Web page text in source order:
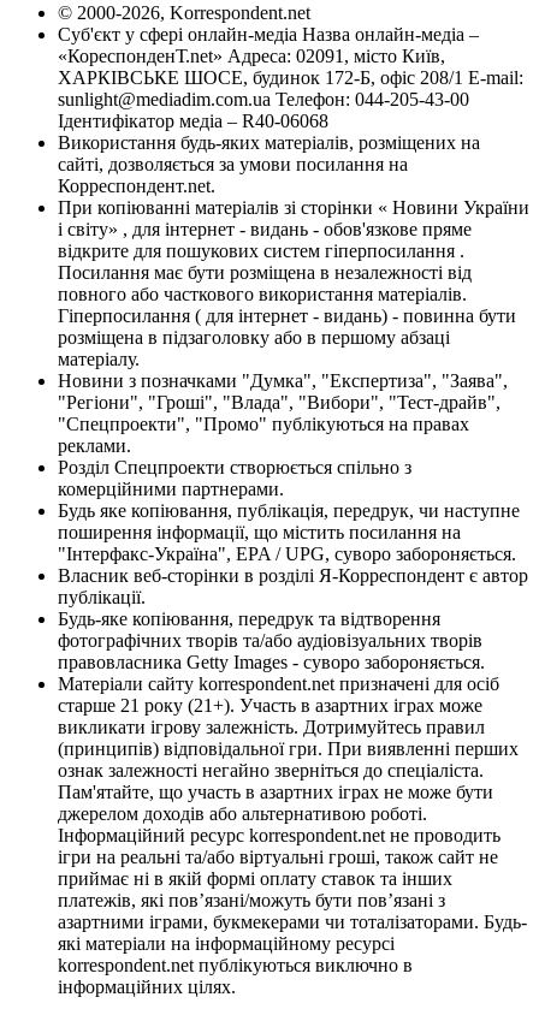
© 2000-2026, Korrespondent.net
Суб'єкт у сфері онлайн-медіа Назва онлайн-медіа –
«КореспонденТ.net» Адреса: 02091, місто Київ,
ХАРКІВСЬКЕ ШОСЕ, будинок 172-Б, офіс 208/1 E-mail:
sunlight@mediadim.com.ua Телефон: 044-205-43-00
Ідентифікатор медіа – R40-06068
Використання будь-яких матеріалів, розміщених на
сайті, дозволяється за умови посилання на
Корреспондент.net.
При копіюванні матеріалів зі сторінки « Новини України
і світу» , для інтернет - видань - обов'язкове пряме
відкрите для пошукових систем гіперпосилання .
Посилання має бути розміщена в незалежності від
повного або часткового використання матеріалів.
Гіперпосилання ( для інтернет - видань) - повинна бути
розміщена в підзаголовку або в першому абзаці
матеріалу.
Новини з позначками "Думка", "Експертиза", "Заява",
"Регіони", "Гроші", "Влада", "Вибори", "Тест-драйв",
"Спецпроекти", "Промо" публікуються на правах
реклами.
Розділ Спецпроекти створюється спільно з
комерційними партнерами.
Будь яке копіювання, публікація, передрук, чи наступне
поширення інформації, що містить посилання на
"Інтерфакс-Україна", EPA / UPG, суворо забороняється.
Власник веб-сторінки в розділі Я-Корреспондент є автор
публікації.
Будь-яке копіювання, передрук та відтворення
фотографічних творів та/або аудіовізуальних творів
правовласника Getty Images - суворо забороняється.
Матеріали сайту korrespondent.net призначені для осіб
старше 21 року (21+). Участь в азартних іграх може
викликати ігрову залежність. Дотримуйтесь правил
(принципів) відповідальної гри. При виявленні перших
ознак залежності негайно зверніться до спеціаліста.
Пам'ятайте, що участь в азартних іграх не може бути
джерелом доходів або альтернативою роботі.
Інформаційний ресурс korrespondent.net не проводить
ігри на реальні та/або віртуальні гроші, також сайт не
приймає ні в якій формі оплату ставок та інших
платежів, які пов’язані/можуть бути пов’язані з
азартними іграми, букмекерами чи тоталізаторами. Будь-
які матеріали на інформаційному ресурсі
korrespondent.net публікуються виключно в
інформаційних цілях.